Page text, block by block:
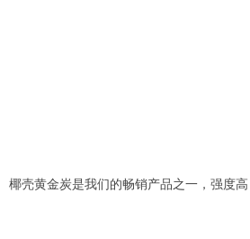
椰壳黄金炭是我们的畅销产品之一，强度